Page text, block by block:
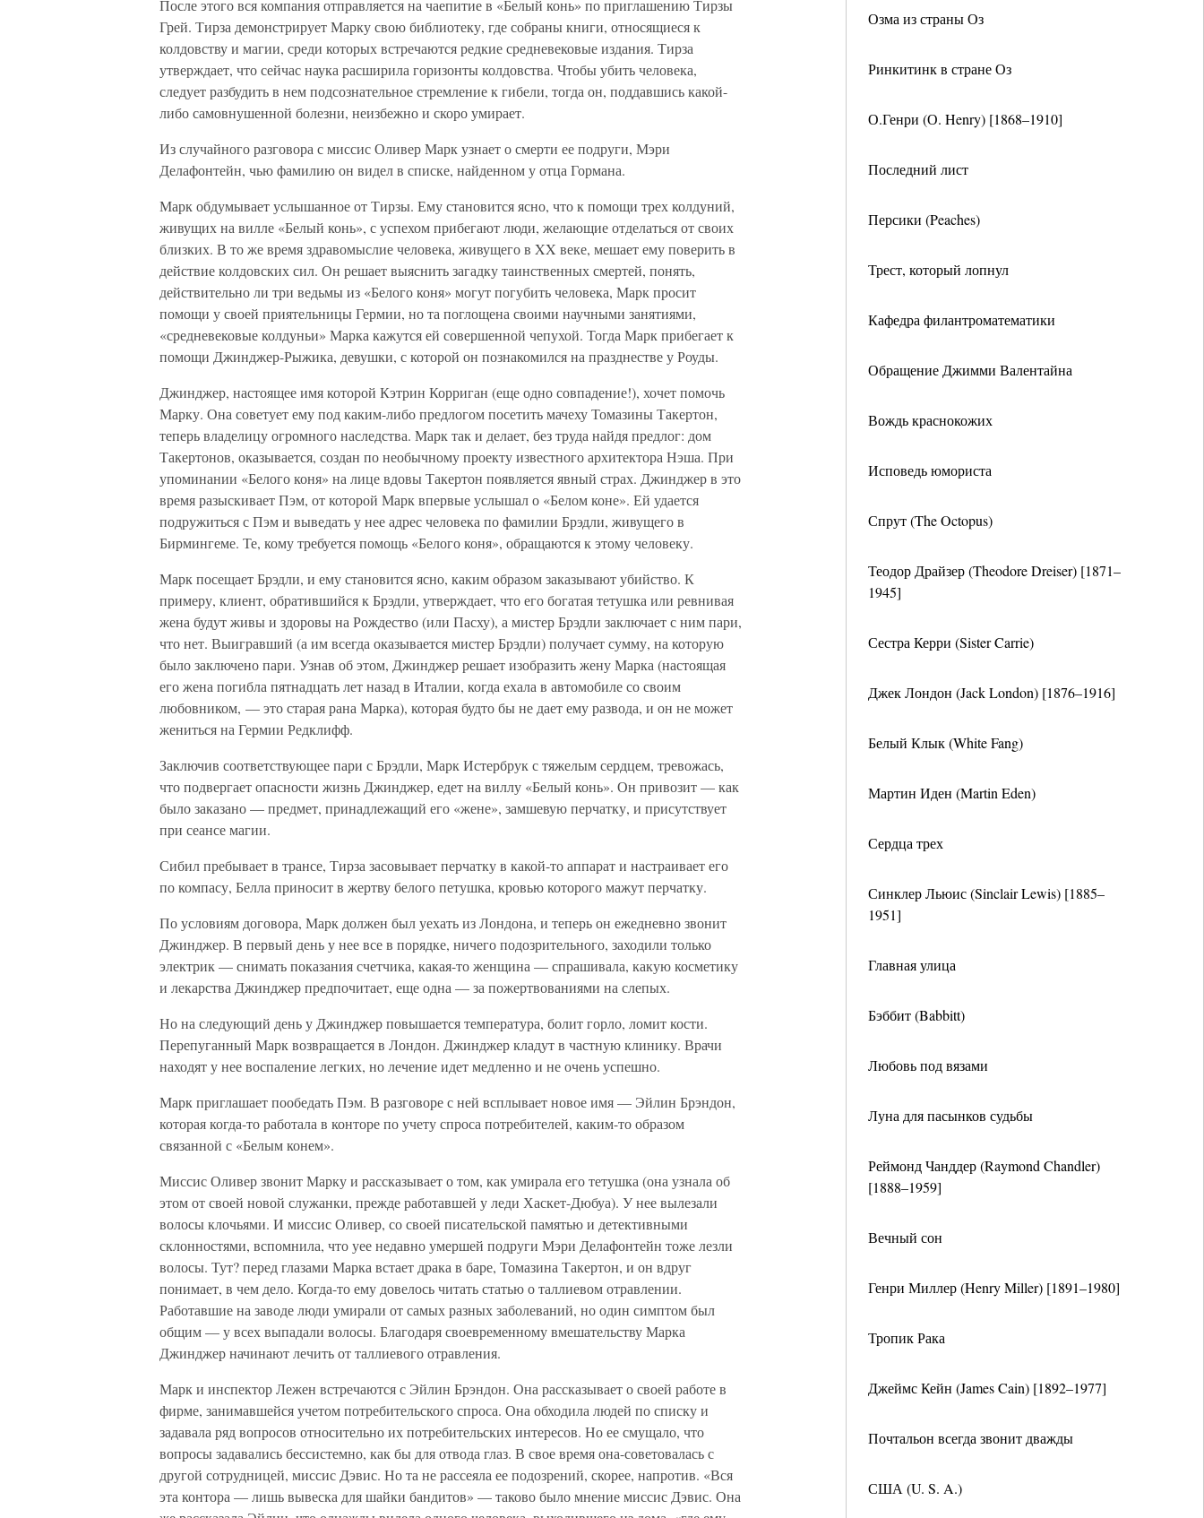
Озма из страны Оз
Ринкитинк в стране Оз
О.Генри (О. Henry) [1868–1910]
Последний лист
Персики (Peaches)
Трест, который лопнул
Кафедра филантроматематики
Обращение Джимми Валентайна
Вождь краснокожих
Исповедь юмориста
Спрут (The Octopus)
Теодор Драйзер (Theodore Dreiser) [1871–
1945]
Сестра Керри (Sister Carrie)
Джек Лондон (Jack London) [1876–1916]
Белый Клык (White Fang)
Мартин Иден (Martin Eden)
Сердца трех
Синклер Льюис (Sinclair Lewis) [1885–
1951]
Главная улица
Бэббит (Babbitt)
Любовь под вязами
Луна для пасынков судьбы
Реймонд Чанддер (Raymond Chandler)
[1888–1959]
Вечный сон
Генри Миллер (Henry Miller) [1891–1980]
Тропик Рака
Джеймс Кейн (James Cain) [1892–1977]
Почтальон всегда звонит дважды
США (U. S. A.)
После этого вся компания отправляется на чаепитие в «Белый конь» по приглашению Тирзы
Грей. Тирза демонстрирует Марку свою библиотеку, где собраны книги, относящиеся к
колдовству и магии, среди которых встречаются редкие средневековые издания. Тирза
утверждает, что сейчас наука расширила горизонты колдовства. Чтобы убить человека,
следует разбудить в нем подсознательное стремление к гибели, тогда он, поддавшись какой-
либо самовнушенной болезни, неизбежно и скоро умирает.
Из случайного разговора с миссис Оливер Марк узнает о смерти ее подруги, Мэри
Делафонтейн, чью фамилию он видел в списке, найденном у отца Гормана.
Марк обдумывает услышанное от Тирзы. Ему становится ясно, что к помощи трех колдуний,
живущих на вилле «Белый конь», с успехом прибегают люди, желающие отделаться от своих
близких. В то же время здравомыслие человека, живущего в XX веке, мешает ему поверить в
действие колдовских сил. Он решает выяснить загадку таинственных смертей, понять,
действительно ли три ведьмы из «Белого коня» могут погубить человека, Марк просит
помощи у своей приятельницы Гермии, но та поглощена своими научными занятиями,
«средневековые колдуньи» Марка кажутся ей совершенной чепухой. Тогда Марк прибегает к
помощи Джинджер-Рыжика, девушки, с которой он познакомился на празднестве у Роуды.
Джинджер, настоящее имя которой Кэтрин Корриган (еще одно совпадение!), хочет помочь
Марку. Она советует ему под каким-либо предлогом посетить мачеху Томазины Такертон,
теперь владелицу огромного наследства. Марк так и делает, без труда найдя предлог: дом
Такертонов, оказывается, создан по необычному проекту известного архитектора Нэша. При
упоминании «Белого коня» на лице вдовы Такертон появляется явный страх. Джинджер в это
время разыскивает Пэм, от которой Марк впервые услышал о «Белом коне». Ей удается
подружиться с Пэм и выведать у нее адрес человека по фамилии Брэдли, живущего в
Бирмингеме. Те, кому требуется помощь «Белого коня», обращаются к этому человеку.
Марк посещает Брэдли, и ему становится ясно, каким образом заказывают убийство. К
примеру, клиент, обратившийся к Брэдли, утверждает, что его богатая тетушка или ревнивая
жена будут живы и здоровы на Рождество (или Пасху), а мистер Брэдли заключает с ним пари,
что нет. Выигравший (а им всегда оказывается мистер Брэдли) получает сумму, на которую
было заключено пари. Узнав об этом, Джинджер решает изобразить жену Марка (настоящая
его жена погибла пятнадцать лет назад в Италии, когда ехала в автомобиле со своим
любовником, — это старая рана Марка), которая будто бы не дает ему развода, и он не может
жениться на Гермии Редклифф.
Заключив соответствующее пари с Брэдли, Марк Истербрук с тяжелым сердцем, тревожась,
что подвергает опасности жизнь Джинджер, едет на виллу «Белый конь». Он привозит — как
было заказано — предмет, принадлежащий его «жене», замшевую перчатку, и присутствует
при сеансе магии.
Сибил пребывает в трансе, Тирза засовывает перчатку в какой-то аппарат и настраивает его
по компасу, Белла приносит в жертву белого петушка, кровью которого мажут перчатку.
По условиям договора, Марк должен был уехать из Лондона, и теперь он ежедневно звонит
Джинджер. В первый день у нее все в порядке, ничего подозрительного, заходили только
электрик — снимать показания счетчика, какая-то женщина — спрашивала, какую косметику
и лекарства Джинджер предпочитает, еще одна — за пожертвованиями на слепых.
Но на следующий день у Джинджер повышается температура, болит горло, ломит кости.
Перепуганный Марк возвращается в Лондон. Джинджер кладут в частную клинику. Врачи
находят у нее воспаление легких, но лечение идет медленно и не очень успешно.
Марк приглашает пообедать Пэм. В разговоре с ней всплывает новое имя — Эйлин Брэндон,
которая когда-то работала в конторе по учету спроса потребителей, каким-то образом
связанной с «Белым конем».
Миссис Оливер звонит Марку и рассказывает о том, как умирала его тетушка (она узнала об
этом от своей новой служанки, прежде работавшей у леди Хаскет-Дюбуа). У нее вылезали
волосы клочьями. И миссис Оливер, со своей писательской памятью и детективными
склонностями, вспомнила, что уее недавно умершей подруги Мэри Делафонтейн тоже лезли
волосы. Тут? перед глазами Марка встает драка в баре, Томазина Такертон, и он вдруг
понимает, в чем дело. Когда-то ему довелось читать статью о таллиевом отравлении.
Работавшие на заводе люди умирали от самых разных заболеваний, но один симптом был
общим — у всех выпадали волосы. Благодаря своевременному вмешательству Марка
Джинджер начинают лечить от таллиевого отравления.
Марк и инспектор Лежен встречаются с Эйлин Брэндон. Она рассказывает о своей работе в
фирме, занимавшейся учетом потребительского спроса. Она обходила людей по списку и
задавала ряд вопросов относительно их потребительских интересов. Но ее смущало, что
вопросы задавались бессистемно, как бы для отвода глаз. В свое время она-советовалась с
другой сотрудницей, миссис Дэвис. Но та не рассеяла ее подозрений, скорее, напротив. «Вся
эта контора — лишь вывеска для шайки бандитов» — таково было мнение миссис Дэвис. Она